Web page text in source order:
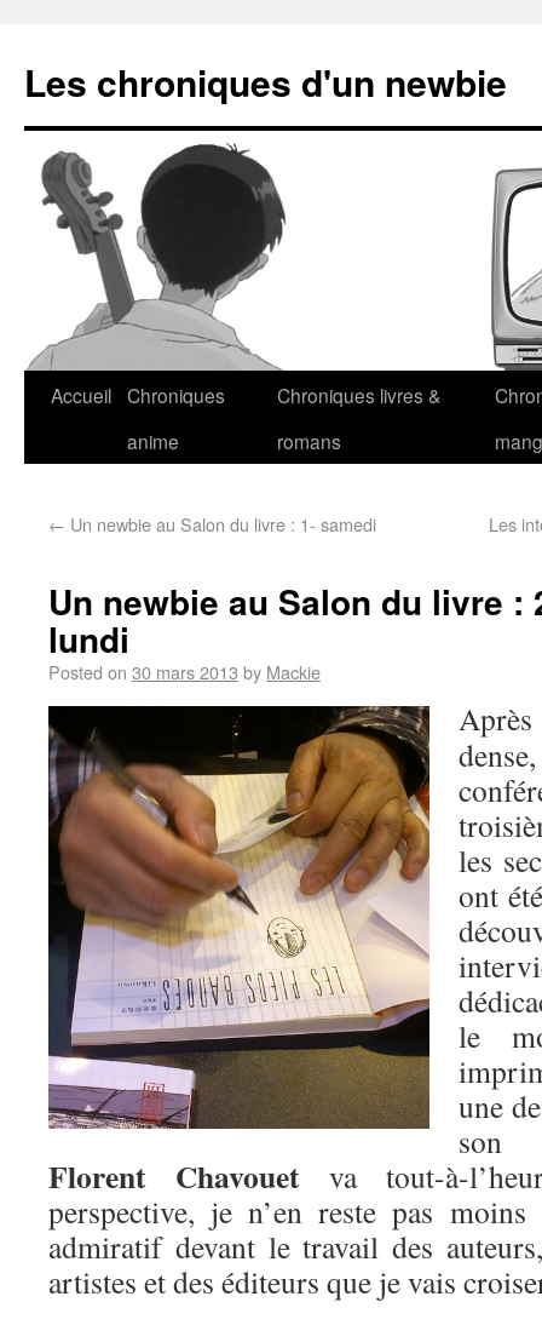
Les chroniques d'un newbie
Accueil Chroniques
anime
Chroniques livres &
romans
← Un newbie au Salon du livre : 1- samedi Les
Un newbie au Salon du livre :
lundi
Posted on 30 mars 2013 by Mackie
les
ont
le
une
son
Florent Chavouet va tout-à-
perspective, je n’en reste pas
admiratif devant le travail des
artistes et des éditeurs que je vais